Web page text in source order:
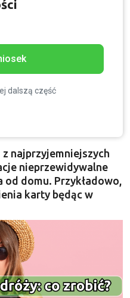
dalszą część
najprzyjemniejszych
nieprzewidywalne
od domu. Przykładowo,
karty będąc w